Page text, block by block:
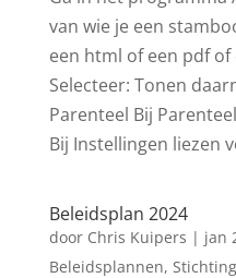
van wie je een
een html of een pdf
Selecteer: Tonen
Parenteel Bij
Bij Instellingen liezen
Beleidsplan 2024
door Chris Kuipers | jan
Beleidsplannen,